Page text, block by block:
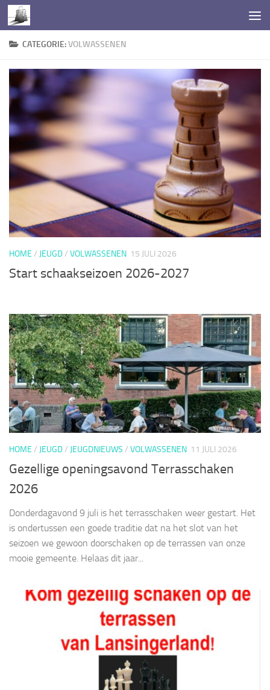
Doorgaan naar inhoud
CATEGORIE:VOLWASSENEN
HOME / JEUGD/ VOLWASSENEN 15 JULI 2026
Start schaakseizoen 2026-2027
HOME / JEUGD/ JEUGDNIEUWS / VOLWASSENEN 11 JULI 2026
Gezellige openingsavond Terrasschaken
2026
Donderdagavond 9 juli is het terrasschaken weer gestart. Het
is ondertussen een goede traditie dat na het slot van het
seizoen we gewoon doorschaken op de terrassen van onze
mooie gemeente. Helaas dit jaar...